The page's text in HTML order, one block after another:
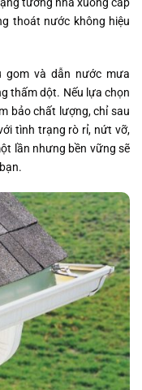
tường nhà xuống cấp
thoát nước không hiệu
và dẫn nước mưa
thấm dột. Nếu lựa chọn
bảo chất lượng, chỉ sau
tình trạng rò rỉ, nứt vỡ,
lần nhưng bền vững sẽ